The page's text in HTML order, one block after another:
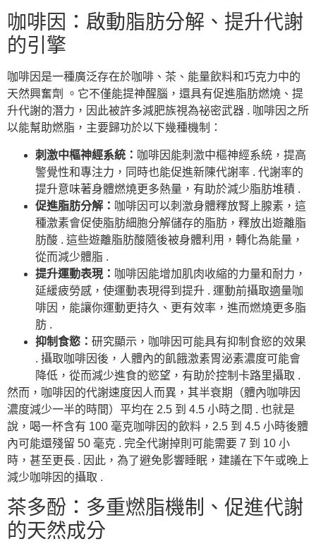
咖啡因：啟動脂肪分解、提升代謝
的引擎
咖啡因是一種廣泛存在於咖啡、茶、能量飲料和巧克力中的
天然興奮劑 。它不僅能提神醒腦，還具有促進脂肪燃燒、提
升代謝的潛力，因此被許多減肥族視為祕密武器 . 咖啡因之所
以能幫助燃脂，主要歸功於以下幾種機制：
刺激中樞神經系統： 咖啡因能刺激中樞神經系統，提高
警覺性和專注力，同時也能促進新陳代謝率 . 代謝率的
提升意味著身體燃燒更多熱量，有助於減少脂肪堆積 .
促進脂肪分解： 咖啡因可以刺激身體釋放腎上腺素，這
種激素會促使脂肪細胞分解儲存的脂肪，釋放出遊離脂
肪酸 . 這些遊離脂肪酸隨後被身體利用，轉化為能量，
從而減少體脂 .
提升運動表現： 咖啡因能增加肌肉收縮的力量和耐力，
延緩疲勞感，使運動表現得到提升 . 運動前攝取適量咖
啡因，能讓你運動更持久、更有效率，進而燃燒更多脂
肪 .
抑制食慾： 研究顯示，咖啡因可能具有抑制食慾的效果
. 攝取咖啡因後，人體內的飢餓激素胃泌素濃度可能會
降低，從而減少進食的慾望，有助於控制卡路里攝取 .
然而，咖啡因的代謝速度因人而異，其半衰期（體內咖啡因
濃度減少一半的時間）平均在 2.5 到 4.5 小時之間 . 也就是
說，喝一杯含有 100 毫克咖啡因的飲料，2.5 到 4.5 小時後體
內可能還殘留 50 毫克 . 完全代謝掉則可能需要 7 到 10 小
時，甚至更長 . 因此，為了避免影響睡眠，建議在下午或晚上
減少咖啡因的攝取 .
茶多酚：多重燃脂機制、促進代謝
的天然成分